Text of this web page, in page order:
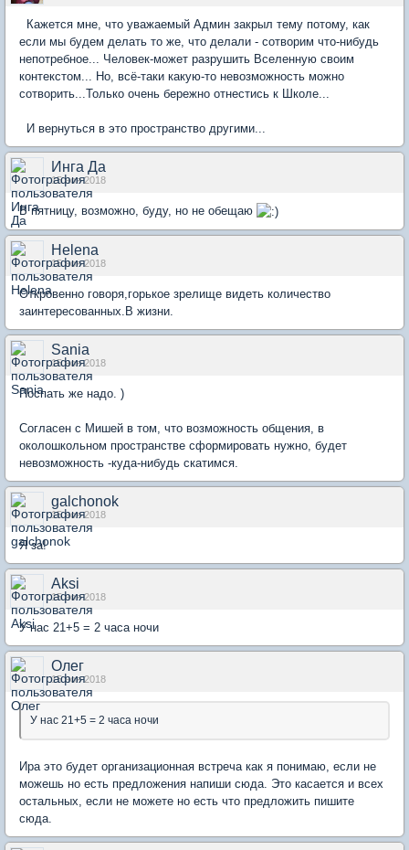
Кажется мне, что уважаемый Админ закрыл тему потому, как
если мы будем делать то же, что делали - сотворим что-нибудь
непотребное... Человек-может разрушить Вселенную своим
контекстом... Но, всё-таки какую-то невозможность можно
сотворить...Только очень бережно отнестись к Школе...
И вернуться в это пространство другими...
Инга Да
15 ноя 2018
В пятницу, возможно, буду, но не обещаю
Helena
15 ноя 2018
Откровенно говоря,горькое зрелище видеть количество
заинтересованных.В жизни.
Sania
15 ноя 2018
Поспать же надо. )
Согласен с Мишей в том, что возможность общения, в
околошкольном пространстве сформировать нужно, будет
невозможность -куда-нибудь скатимся.
galchonok
15 ноя 2018
Я за!
Aksi
15 ноя 2018
У нас 21+5 = 2 часа ночи
Олег
15 ноя 2018
У нас 21+5 = 2 часа ночи
Ира это будет организационная встреча как я понимаю, если не
можешь но есть предложения напиши сюда. Это касается и всех
остальных, если не можете но есть что предложить пишите
сюда.